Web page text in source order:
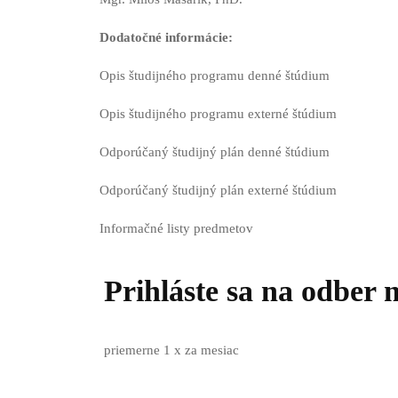
Dodatočné informácie:
Opis študijného programu denné štúdium
Opis študijného programu externé štúdium
Odporúčaný študijný plán denné štúdium
Odporúčaný študijný plán externé štúdium
Informačné listy predmetov
Prihláste sa na odber
priemerne 1 x za mesiac